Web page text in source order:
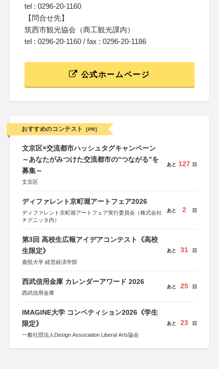
tel : 0296-20-1160
【問合せ先】
筑西市観光協会（商工観光課内）
tel : 0296-20-1160 / fax : 0296-20-1186
公式ホームページ
おすすめのコンテスト [PR]
文京区×交流都市ハッシュタグキャンペーン
～あなたがみつけた交流都市の“つながる”を
募集～
文京区
あと 127 日
ディファレント京町堀アートフェア2026
ディファレント京町堀アートフェア実行委員会（株式会社
チグニッタ内）
あと 2 日
第3回 高校生広報アイデアコンテスト《高校
生限定》
嘉悦大学 経営経済学部
あと 31 日
西武信用金庫 カレンダーアワード 2026
西武信用金庫
あと 25 日
IMAGINE大学 コンペティション2026《学生
限定》
一般社団法人Design Association Liberal Arts協会
あと 23 日